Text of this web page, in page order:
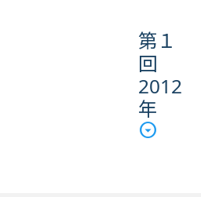
第１
回
2012
年